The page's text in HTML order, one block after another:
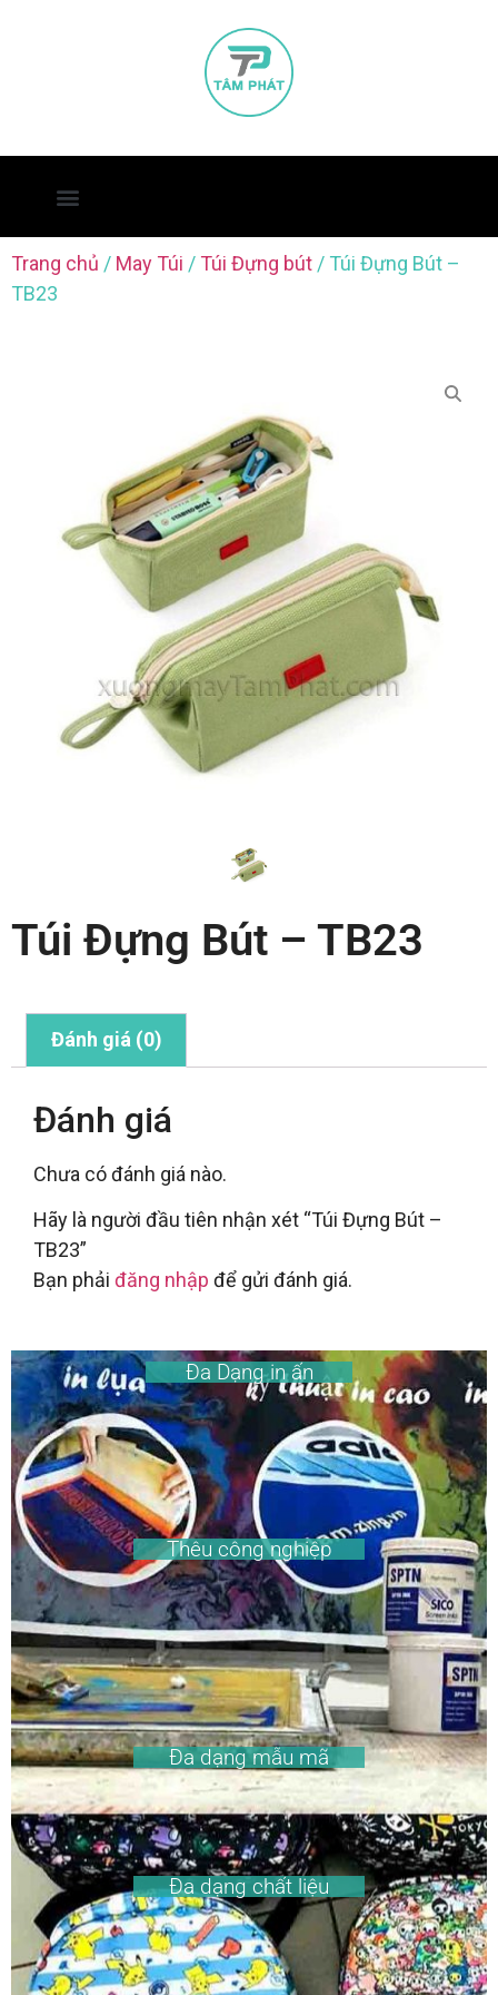
Trang chủ / May Túi / Túi Đựng bút / Túi Đựng Bút –
TB23
Túi Đựng Bút – TB23
Đánh giá (0)
Đánh giá
Chưa có đánh giá nào.
Hãy là người đầu tiên nhận xét “Túi Đựng Bút –
TB23”
Bạn phải đăng nhập để gửi đánh giá.
Đa Dạng in ấn
Thêu công nghiệp
Đa dạng mẫu mã
Đa dạng chất liệu